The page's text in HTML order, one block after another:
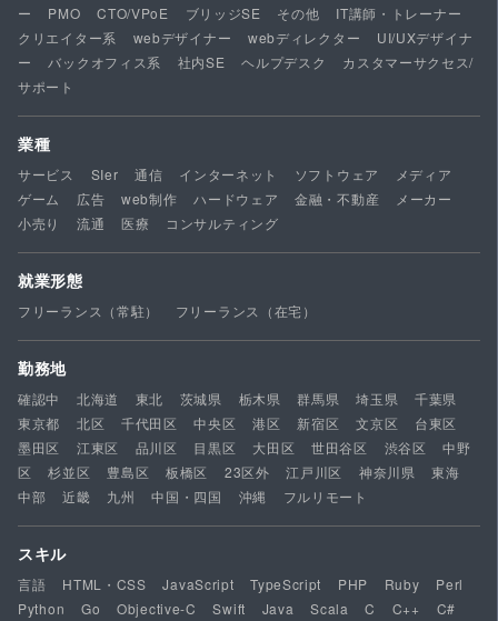
ー
PMO CTO/VPoE ブリッジSE その他
IT講師・トレーナー
クリエイター系
webデザイナー webディレクター
UI/UXデザイナ
ー
バックオフィス系 社内SE ヘルプデスク
カスタマーサクセス/
サポート
業種
サービス SIer 通信 インターネット ソフトウェア
メディア
ゲーム
広告 web制作 ハードウェア 金融・不動産
メーカー
小売り
流通 医療 コンサルティング
就業形態
フリーランス（常駐） フリーランス（在宅）
勤務地
確認中 北海道 東北 茨城県 栃木県 群馬県 埼玉県
千葉県
東京都
北区 千代田区 中央区 港区 新宿区 文京区
台東区
墨田区
江東区 品川区 目黒区 大田区 世田谷区 渋谷区
中野
区
杉並区 豊島区 板橋区 23区外 江戸川区 神奈川県
東海
中部
近畿 九州 中国・四国 沖縄 フルリモート
スキル
言語 HTML・CSS JavaScript TypeScript PHP Ruby
Perl
Python
Go Objective-C Swift Java Scala C C++
C#